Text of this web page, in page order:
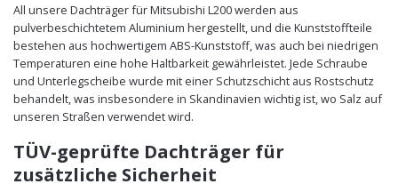
All unsere Dachträger für Mitsubishi L200 werden aus
pulverbeschichtetem Aluminium hergestellt, und die Kunststoffteile
bestehen aus hochwertigem ABS-Kunststoff, was auch bei niedrigen
Temperaturen eine hohe Haltbarkeit gewährleistet. Jede Schraube
und Unterlegscheibe wurde mit einer Schutzschicht aus Rostschutz
behandelt, was insbesondere in Skandinavien wichtig ist, wo Salz auf
unseren Straßen verwendet wird.
TÜV-geprüfte Dachträger für
zusätzliche Sicherheit